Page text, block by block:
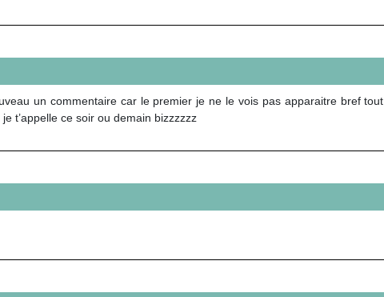
un commentaire car le premier je ne le vois pas apparaitre bref
t’appelle ce soir ou demain bizzzzzz